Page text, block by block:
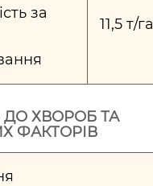
за
11,5 т/га
ДО ХВОРОБ ТА
ФАКТОРІВ